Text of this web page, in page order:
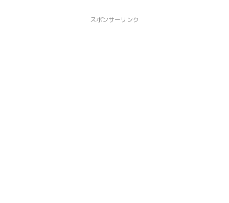
スポンサーリンク